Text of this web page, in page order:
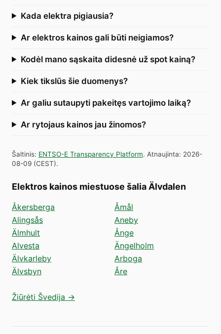
Kada elektra pigiausia?
Ar elektros kainos gali būti neigiamos?
Kodėl mano sąskaita didesnė už spot kainą?
Kiek tikslūs šie duomenys?
Ar galiu sutaupyti pakeitęs vartojimo laiką?
Ar rytojaus kainos jau žinomos?
Šaltinis: ENTSO-E Transparency Platform. Atnaujinta: 2026-
08-09 (CEST).
Elektros kainos miestuose šalia Älvdalen
Åkersberga
Alingsås
Älmhult
Alvesta
Älvkarleby
Älvsbyn
Åmål
Aneby
Ånge
Ängelholm
Arboga
Åre
Žiūrėti Švedija →